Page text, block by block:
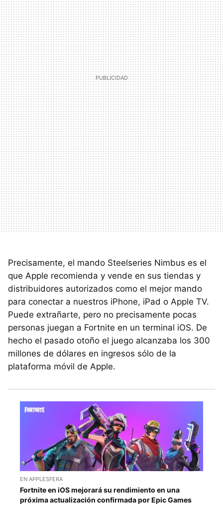
Precisamente, el mando Steelseries Nimbus es el
que Apple recomienda y vende en sus tiendas y
distribuidores autorizados como el mejor mando
para conectar a nuestros iPhone, iPad o Apple TV.
Puede extrañarte, pero no precisamente pocas
personas juegan a Fortnite en un terminal iOS. De
hecho el pasado otoño el juego alcanzaba los 300
millones de dólares en ingresos sólo de la
plataforma móvil de Apple.
EN APPLESFERA
Fortnite en iOS mejorará su rendimiento en una
próxima actualización confirmada por Epic Games